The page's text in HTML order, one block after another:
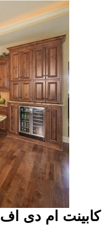
کابینت ام دی اف